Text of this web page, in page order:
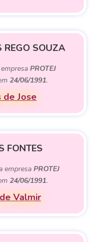
REGO SOUZA
PROTEJ
24/06/1991.
de Jose
FONTES
empresa PROTEJ
24/06/1991.
Valmir